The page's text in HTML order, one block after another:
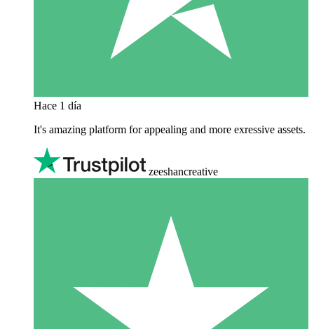
Hace 1 día
It's amazing platform for appealing and more exressive assets.
zeeshancreative